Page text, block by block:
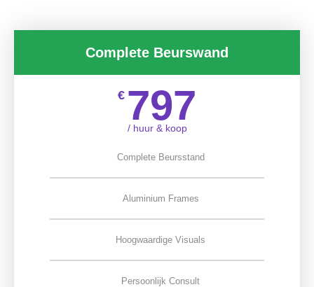
Complete Beurswand
€ 797
/ huur & koop
Complete Beursstand
Aluminium Frames
Hoogwaardige Visuals
Persoonlijk Consult